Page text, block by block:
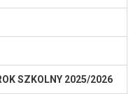
SZKOLNY 2025/2026